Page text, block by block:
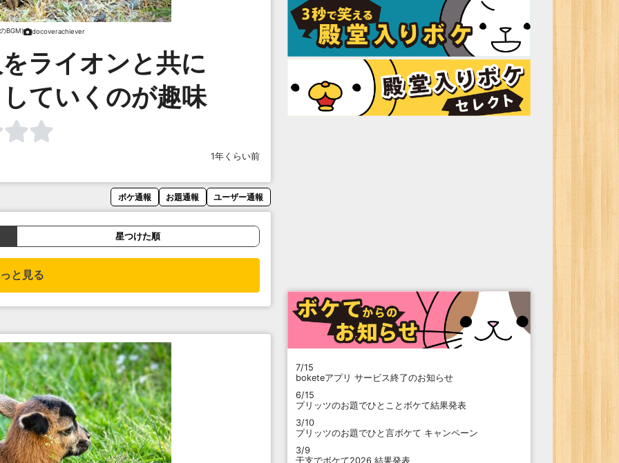
BGM) docoverachiever
ライオンと共に
ていくのが趣味
1年くらい前
ボケ通報 お題通報 ユーザー通報
星つけた順
と見る
7/15
boketeアプリ サービス終了のお知らせ
6/15
プリッツのお題でひとことボケて結果発表
3/10
プリッツのお題でひと言ボケて キャンペーン
3/9
干支でボケて2026 結果発表